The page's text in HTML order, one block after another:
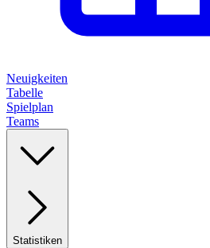
Neuigkeiten
Tabelle
Spielplan
Teams
Statistiken